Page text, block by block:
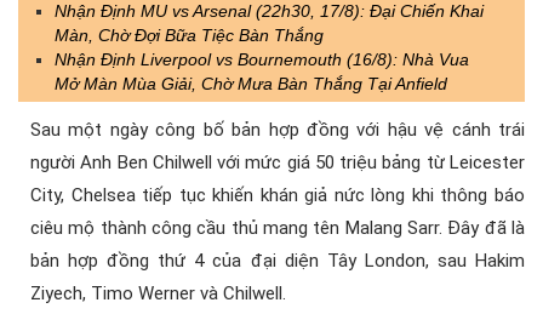
Nhận Định MU vs Arsenal (22h30, 17/8): Đại Chiến Khai
Màn, Chờ Đợi Bữa Tiệc Bàn Thắng
Nhận Định Liverpool vs Bournemouth (16/8): Nhà Vua
Mở Màn Mùa Giải, Chờ Mưa Bàn Thắng Tại Anfield
Sau một ngày công bố bản hợp đồng với hậu vệ cánh trái
người Anh Ben Chilwell với mức giá 50 triệu bảng từ Leicester
City, Chelsea tiếp tục khiến khán giả nức lòng khi thông báo
ciêu mộ thành công cầu thủ mang tên Malang Sarr. Đây đã là
bản hợp đồng thứ 4 của đại diện Tây London, sau Hakim
Ziyech, Timo Werner và Chilwell.